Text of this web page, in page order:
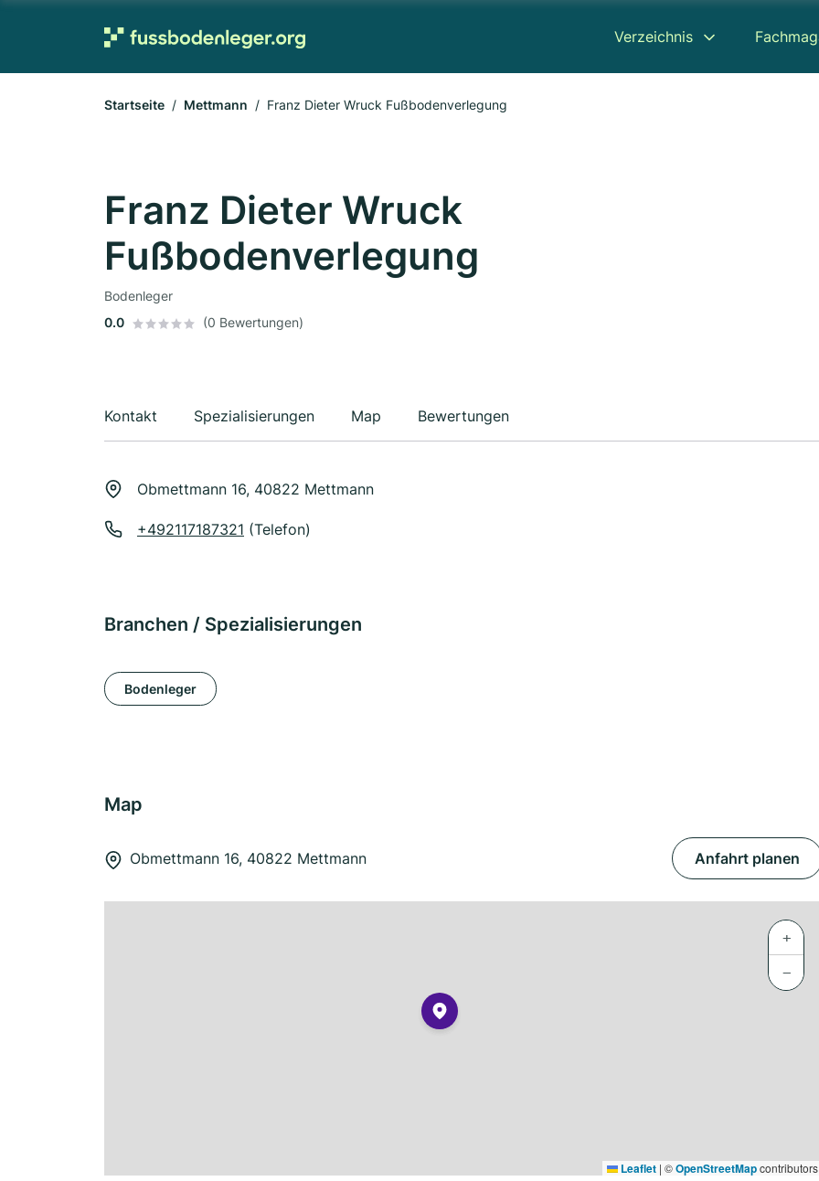
Verzeichnis
Startseite Mettmann Franz Dieter Wruck Fußbodenverlegung
Franz Dieter Wruck
Fußbodenverlegung
Bodenleger
0.0
(0 Bewertungen)
Kontakt Spezialisierungen Map Bewertungen
Obmettmann 16, 40822 Mettmann
+492117187321 (Telefon)
Branchen / Spezialisierungen
Bodenleger
Map
Obmettmann 16, 40822 Mettmann Anfahrt planen
+
−
Leaflet | ©OpenStreetMapcontributors